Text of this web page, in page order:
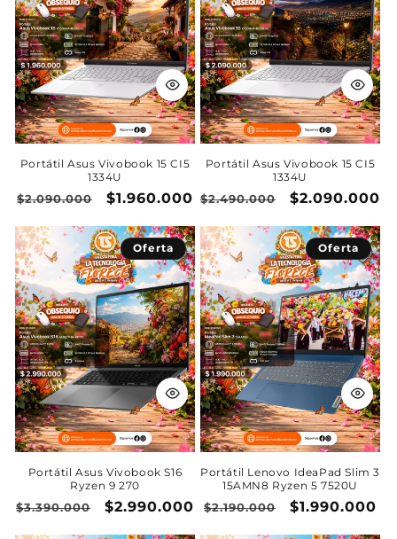
Portátil Asus Vivobook 15 CI5
1334U
Precio
$2.090.000
Precio
oferta
$1.960.000
Portátil Asus Vivobook 15 CI5
1334U
Precio
$2.490.000
Precio
oferta
$2.090.000
Oferta
Portátil Asus Vivobook S16
Ryzen 9 270
Precio
$3.390.000
Precio
$2.990.000
Oferta
Portátil Lenovo IdeaPad Slim 3
15AMN8 Ryzen 5 7520U
Precio
$2.190.000
Precio
$1.990.000